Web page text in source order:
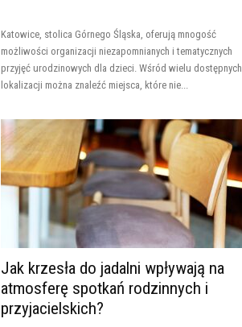
Katowice, stolica Górnego Śląska, oferują mnogość
możliwości organizacji niezapomnianych i tematycznych
przyjęć urodzinowych dla dzieci. Wśród wielu dostępnych
lokalizacji można znaleźć miejsca, które nie...
Jak krzesła do jadalni wpływają na
atmosferę spotkań rodzinnych i
przyjacielskich?